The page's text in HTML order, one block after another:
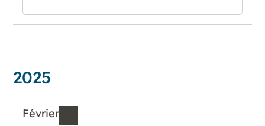
2025
Février